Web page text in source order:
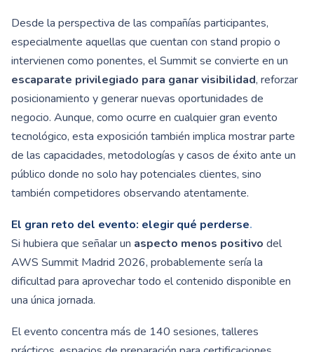
Desde la perspectiva de las compañías participantes,
especialmente aquellas que cuentan con stand propio o
intervienen como ponentes, el Summit se convierte en un
escaparate privilegiado para ganar visibilidad, reforzar
posicionamiento y generar nuevas oportunidades de
negocio. Aunque, como ocurre en cualquier gran evento
tecnológico, esta exposición también implica mostrar parte
de las capacidades, metodologías y casos de éxito ante un
público donde no solo hay potenciales clientes, sino
también competidores observando atentamente.
El gran reto del evento: elegir qué perderse.
Si hubiera que señalar un aspecto menos positivo del
AWS Summit Madrid 2026, probablemente sería la
dificultad para aprovechar todo el contenido disponible en
una única jornada.
El evento concentra más de 140 sesiones, talleres